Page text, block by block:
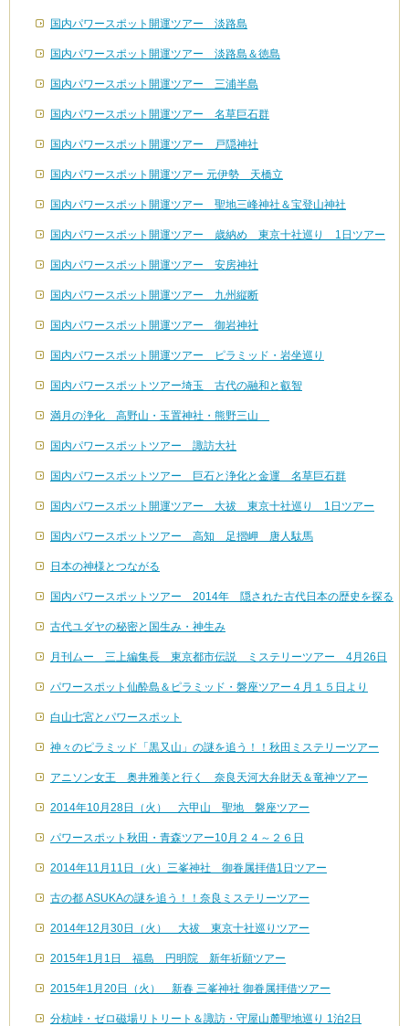
国内パワースポット開運ツアー 淡路島
国内パワースポット開運ツアー 淡路島＆徳島
国内パワースポット開運ツアー 三浦半島
国内パワースポット開運ツアー 名草巨石群
国内パワースポット開運ツアー 戸隠神社
国内パワースポット開運ツアー 元伊勢 天橋立
国内パワースポット開運ツアー 聖地三峰神社＆宝登山神社
国内パワースポット開運ツアー 歳納め 東京十社巡り 1日ツアー
国内パワースポット開運ツアー 安房神社
国内パワースポット開運ツアー 九州縦断
国内パワースポット開運ツアー 御岩神社
国内パワースポット開運ツアー ピラミッド・岩坐巡り
国内パワースポットツアー埼玉 古代の融和と叡智
満月の浄化 高野山・玉置神社・熊野三山
国内パワースポットツアー 諏訪大社
国内パワースポットツアー 巨石と浄化と金運 名草巨石群
国内パワースポット開運ツアー 大祓 東京十社巡り 1日ツアー
国内パワースポットツアー 高知 足摺岬 唐人駄馬
日本の神様とつながる
国内パワースポットツアー 2014年 隠された古代日本の歴史を探る
古代ユダヤの秘密と国生み・神生み
月刊ムー 三上編集長 東京都市伝説 ミステリーツアー 4月26日
パワースポット仙酔島＆ピラミッド・磐座ツアー４月１５日より
白山七宮とパワースポット
神々のピラミッド「黒又山」の謎を追う！！秋田ミステリーツアー
アニソン女王 奥井雅美と行く 奈良天河大弁財天＆竜神ツアー
2014年10月28日（火） 六甲山 聖地 磐座ツアー
パワースポット秋田・青森ツアー10月２４～２６日
2014年11月11日（火）三峯神社 御眷属拝借1日ツアー
古の都 ASUKAの謎を追う！！奈良ミステリーツアー
2014年12月30日（火） 大祓 東京十社巡りツアー
2015年1月1日 福島 円明院 新年祈願ツアー
2015年1月20日（火） 新春 三峯神社 御眷属拝借ツアー
分杭峠・ゼロ磁場リトリート＆諏訪・守屋山麓聖地巡り 1泊2日